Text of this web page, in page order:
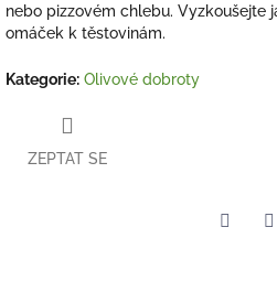
nebo pizzovém chlebu. Vyzkoušejte
omáček k těstovinám.
Kategorie: Olivové dobroty
ZEPTAT SE